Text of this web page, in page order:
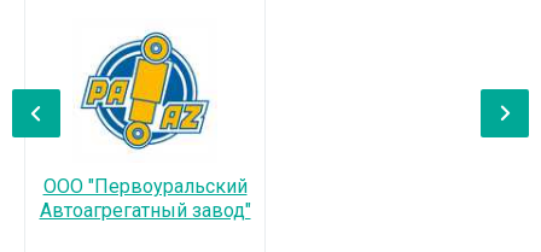
ООО "Первоуральский
Автоагрегатный завод"